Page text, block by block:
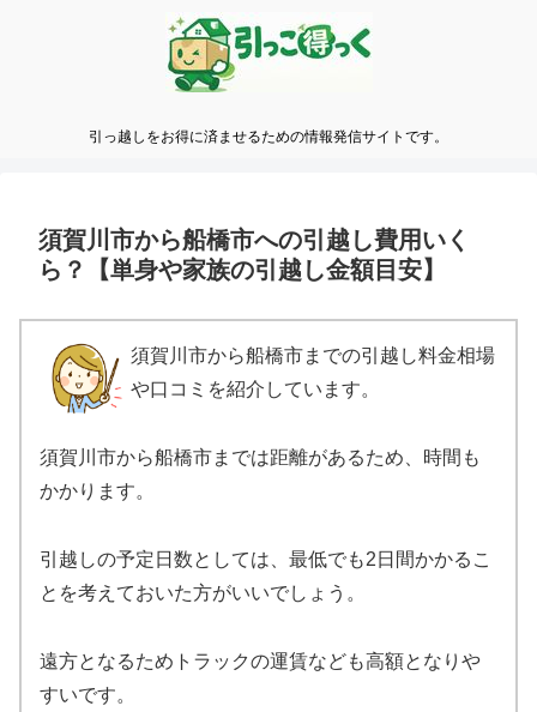
引っ越しをお得に済ませるための情報発信サイトです。
須賀川市から船橋市への引越し費用いく
ら？【単身や家族の引越し金額目安】
須賀川市から船橋市までの引越し料金相場
や口コミを紹介しています。
須賀川市から船橋市までは距離があるため、時間も
かかります。
引越しの予定日数としては、最低でも2日間かかるこ
とを考えておいた方がいいでしょう。
遠方となるためトラックの運賃なども高額となりや
すいです。